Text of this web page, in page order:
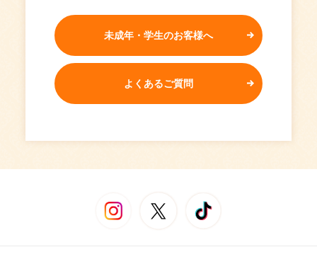
未成年・学生のお客様へ
よくあるご質問